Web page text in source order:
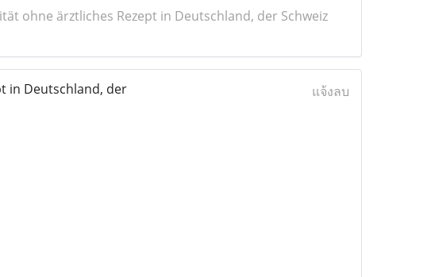
ohne ärztliches Rezept in Deutschland, der Schweiz
in Deutschland, der
แจ้งลบ